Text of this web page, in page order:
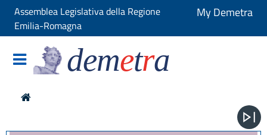
Assemblea Legislativa della Regione
Emilia-Romagna
My Demetra
demetra